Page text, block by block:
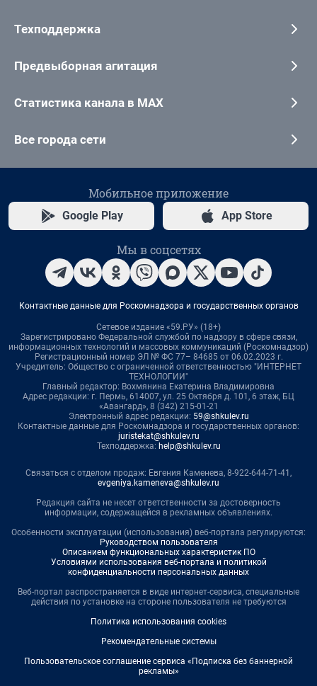
Техподдержка
Предвыборная агитация
Статистика канала в MAX
Все города сети
Мобильное приложение
Google Play App Store
Мы в соцсетях
Контактные данные для Роскомнадзора и государственных органов
Сетевое издание «59.РУ» (18+)
Зарегистрировано Федеральной службой по надзору в сфере связи,
информационных технологий и массовых коммуникаций (Роскомнадзор)
Регистрационный номер ЭЛ № ФС 77– 84685 от 06.02.2023 г.
Учредитель: Общество с ограниченной ответственностью "ИНТЕРНЕТ
ТЕХНОЛОГИИ"
Главный редактор: Вохмянина Екатерина Владимировна
Адрес редакции: г. Пермь, 614007, ул. 25 Октября д. 101, 6 этаж, БЦ
«Авангард», 8 (342) 215-01-21
Электронный адрес редакции: 59@shkulev.ru
Контактные данные для Роскомнадзора и государственных органов:
juristekat@shkulev.ru
Техподдержка: help@shkulev.ru
Связаться с отделом продаж: Евгения Каменева, 8-922-644-71-41,
evgeniya.kameneva@shkulev.ru
Редакция сайта не несет ответственности за достоверность
информации, содержащейся в рекламных объявлениях.
Особенности эксплуатации (использования) веб-портала регулируются:
Руководством пользователя
Описанием функциональных характеристик ПО
Условиями использования веб-портала и политикой
конфиденциальности персональных данных
Веб-портал распространяется в виде интернет-сервиса, специальные
действия по установке на стороне пользователя не требуются
Политика использования cookies
Рекомендательные системы
Пользовательское соглашение сервиса «Подписка без баннерной
рекламы»